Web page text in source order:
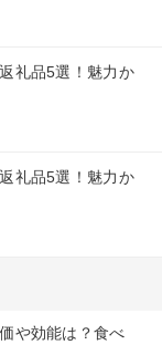
礼品5選！魅力か
礼品5選！魅力か
や効能は？食べ